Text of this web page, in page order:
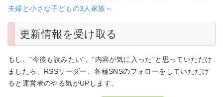
夫婦と小さな子どもの3人家族～
更新情報を受け取る
もし、"今後も読みたい"、"内容が気に入った"と思っていただけ
ましたら、RSSリーダー、各種SNSのフォローをしていただけ
ると運営者のやる気がUPします。